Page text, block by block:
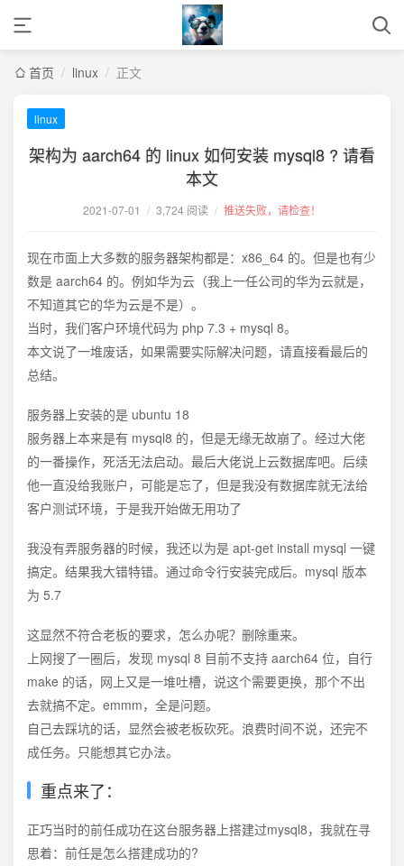
首页 / linux / 正文
linux
架构为 aarch64 的 linux 如何安装 mysql8 ? 请看
本文
2021-07-01 / 3,724 阅读 / 推送失败，请检查！
现在市面上大多数的服务器架构都是：x86_64 的。但是也有少
数是 aarch64 的。例如华为云（我上一任公司的华为云就是，
不知道其它的华为云是不是）。
当时，我们客户环境代码为 php 7.3 + mysql 8。
本文说了一堆废话，如果需要实际解决问题，请直接看最后的
总结。
服务器上安装的是 ubuntu 18
服务器上本来是有 mysql8 的，但是无缘无故崩了。经过大佬
的一番操作，死活无法启动。最后大佬说上云数据库吧。后续
他一直没给我账户，可能是忘了，但是我没有数据库就无法给
客户测试环境，于是我开始做无用功了
我没有弄服务器的时候，我还以为是 apt-get install mysql 一键
搞定。结果我大错特错。通过命令行安装完成后。mysql 版本
为 5.7
这显然不符合老板的要求，怎么办呢？删除重来。
上网搜了一圈后，发现 mysql 8 目前不支持 aarch64 位，自行
make 的话，网上又是一堆吐槽，说这个需要更换，那个不出
去就搞不定。emmm，全是问题。
自己去踩坑的话，显然会被老板砍死。浪费时间不说，还完不
成任务。只能想其它办法。
重点来了：
正巧当时的前任成功在这台服务器上搭建过mysql8，我就在寻
思着：前任是怎么搭建成功的?